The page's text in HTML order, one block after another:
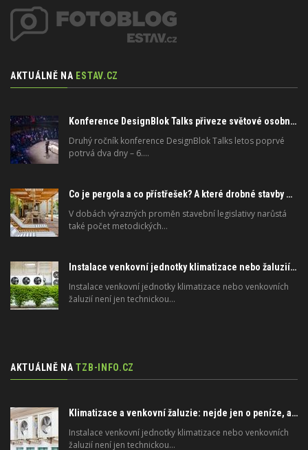
AKTUÁLNĚ NA ESTAV.CZ
Konference DesignBlok Talks přiveze světové osobnosti designu a architektury
Druhý ročník konference DesignBlok Talks letos poprvé
potrvá dva dny – 6.…
Co je pergola a co přístřešek? A které drobné stavby musíte povolovat? Pomůže metodika
V dobách výrazných proměn stavební legislativy narůstá
také počet metodických…
Instalace venkovní jednotky klimatizace nebo žaluzií podléhá jasným právním pravidlům
Instalace venkovní jednotky klimatizace nebo venkovních
žaluzií není jen technickou…
AKTUÁLNĚ NA TZB-INFO.CZ
Klimatizace a venkovní žaluzie: nejde jen o peníze, ale i o právo
Instalace venkovní jednotky klimatizace nebo venkovních
žaluzií není jen technickou…